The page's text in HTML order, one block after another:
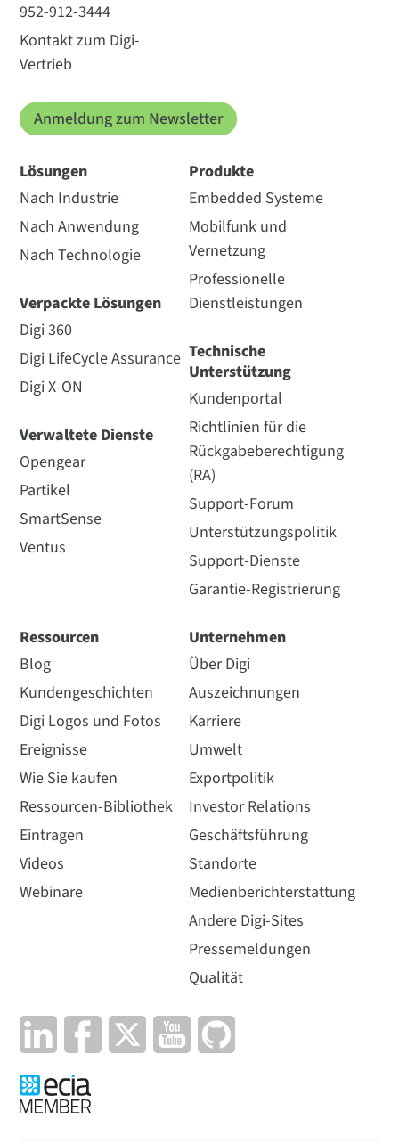
952-912-3444
Kontakt zum Digi-
Vertrieb
Anmeldung zum Newsletter
Lösungen
Nach Industrie
Nach Anwendung
Nach Technologie
Verpackte Lösungen
Digi 360
Digi LifeCycle Assurance
Digi X-ON
Verwaltete Dienste
Opengear
Partikel
SmartSense
Ventus
Produkte
Embedded Systeme
Mobilfunk und
Vernetzung
Professionelle
Dienstleistungen
Technische
Unterstützung
Kundenportal
Richtlinien für die
Rückgabeberechtigung
(RA)
Support-Forum
Unterstützungspolitik
Support-Dienste
Garantie-Registrierung
Ressourcen
Blog
Kundengeschichten
Digi Logos und Fotos
Ereignisse
Wie Sie kaufen
Ressourcen-Bibliothek
Eintragen
Videos
Webinare
Unternehmen
Über Digi
Auszeichnungen
Karriere
Umwelt
Exportpolitik
Investor Relations
Geschäftsführung
Standorte
Medienberichterstattung
Andere Digi-Sites
Pressemeldungen
Qualität